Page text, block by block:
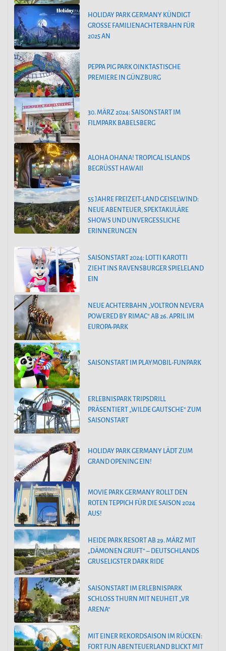
HOLIDAY PARK GERMANY KÜNDIGT
GROSSE FAMILIENACHTERBAHN FÜR 2
025 AN
PEPPA PIG PARK OINKTASTISCHE
PREMIERE IN GÜNZBURG
30. MÄRZ 2024: SAISONSTART IM
FILMPARK BABELSBERG
ALOHA OHANA! TROPICAL ISLANDS
BEGRÜSST HAWAII
55 JAHRE FREIZEIT-LAND GEISELWIND:
NEUE ABENTEUER, SPEKTAKULÄRE
SHOWS UND UNVERGESSLICHE
ERINNERUNGEN
SAISONSTART 2024: LOTTI KAROTTI
ZIEHT INS RAVENSBURGER SPIELELAND
EIN
NEUE ACHTERBAHN „VOLTRON NEVERA
POWERED BY RIMAC“ AB 26. APRIL IM
EUROPA-PARK
SAISONSTART IM PLAYMOBIL-FUNPARK
ERLEBNISPARK TRIPSDRILL
PRÄSENTIERT „WILDE GAUTSCHE“ ZUM
SAISONSTART
HOLIDAY PARK GERMANY LÄDT ZUM
GRAND OPENING EIN!
MOVIE PARK GERMANY ROLLT DEN
ROTEN TEPPICH FÜR DIE SAISON 2024
AUS!
HEIDE PARK RESORT AB 29. MÄRZ MIT
„DÄMONEN GRUFT“ – DEUTSCHLANDS
GRUSELIGSTER DARK RIDE
SAISONSTART IM ERLEBNISPARK
SCHLOSS THURN MIT NEUHEIT „VR
ARENA“
MIT EINER REKORDSAISON IM RÜCKEN:
FORT FUN ABENTEUERLAND BLICKT MIT